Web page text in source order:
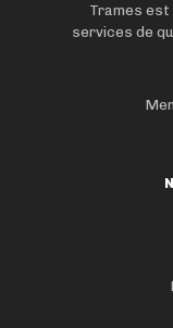
Trames
services de